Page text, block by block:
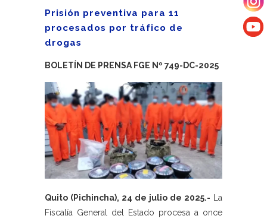
Prisión preventiva para 11
procesados por tráfico de
drogas
BOLETÍN DE PRENSA FGE Nº 749-DC-2025
Quito (Pichincha), 24 de julio de 2025.- La
Fiscalía General del Estado procesa a once